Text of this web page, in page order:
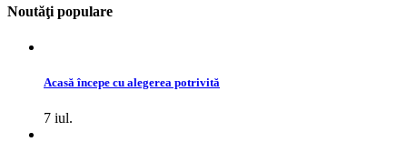
Noutăţi populare
Acasă începe cu alegerea potrivită
7 iul.